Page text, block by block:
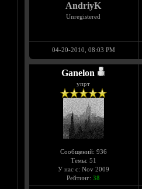
AndriyK
Unregistered
04-20-2010, 08:03 PM
Ganelon
упрт
Сообщений: 936
Темы: 51
У нас с: Nov 2009
Рейтинг: 38